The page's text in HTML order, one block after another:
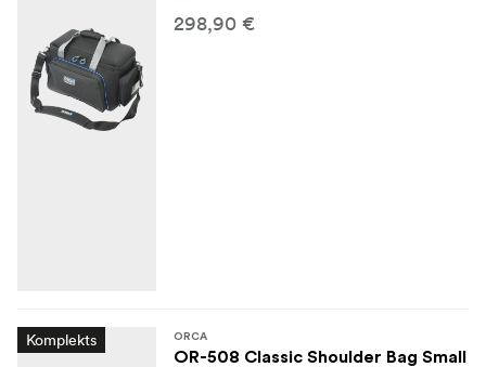
298,90 €
Komplekts ORCA
OR-508 Classic Shoulder Bag Small